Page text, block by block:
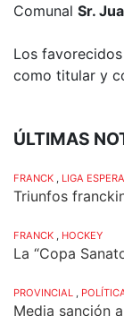
Comunal Sr.
Los
como titular y
ÚLTIMAS
FRANCK LIGA
Triunfos
FRANCK HOCKEY
La “Copa
PROVINCIAL
Media sanción